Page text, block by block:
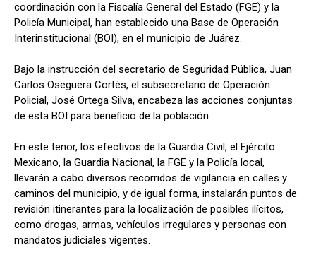
coordinación con la Fiscalía General del Estado (FGE) y la
Policía Municipal, han establecido una Base de Operación
Interinstitucional (BOI), en el municipio de Juárez.
Bajo la instrucción del secretario de Seguridad Pública, Juan
Carlos Oseguera Cortés, el subsecretario de Operación
Policial, José Ortega Silva, encabeza las acciones conjuntas
de esta BOI para beneficio de la población.
En este tenor, los efectivos de la Guardia Civil, el Ejército
Mexicano, la Guardia Nacional, la FGE y la Policía local,
llevarán a cabo diversos recorridos de vigilancia en calles y
caminos del municipio, y de igual forma, instalarán puntos de
revisión itinerantes para la localización de posibles ilícitos,
como drogas, armas, vehículos irregulares y personas con
mandatos judiciales vigentes.